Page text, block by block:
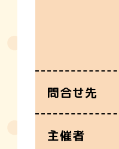
問合せ先
主催者